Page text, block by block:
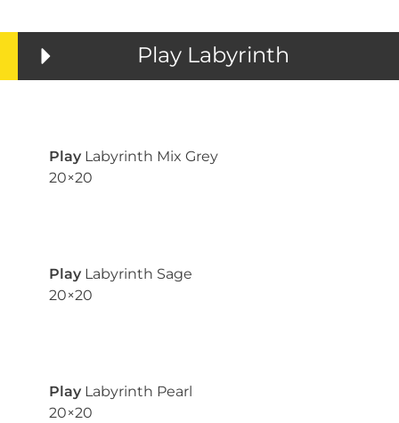
Play Labyrinth
Play Labyrinth Mix Grey
20×20
Play Labyrinth Sage
20×20
Play Labyrinth Pearl
20×20